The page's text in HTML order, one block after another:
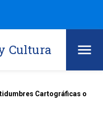
Cultura
Cartográficas o